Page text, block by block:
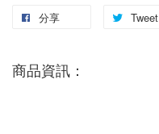
分享 Tweet
商品資訊：